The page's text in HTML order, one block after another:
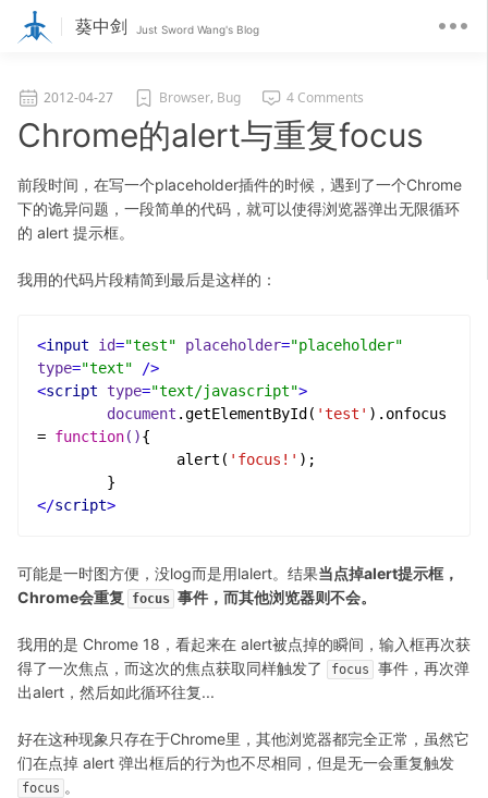
葵中剑 Just Sword Wang's Blog
2012-04-27 Browser, Bug 4 Comments
Chrome的alert与重复focus
前段时间，在写一个placeholder插件的时候，遇到了一个Chrome
下的诡异问题，一段简单的代码，就可以使得浏览器弹出无限循环
的 alert 提示框。
我用的代码片段精简到最后是这样的：
<input id="test" placeholder="placeholder"
type="text" />
<script type="text/javascript">
document .getElementById( 'test' ).onfocus
= function(){
		alert(
'focus!' );
</script>
可能是一时图方便，没log而是用lalert。结果当点掉alert提示框，
Chrome会重复
focus 事件，而其他浏览器则不会。
我用的是 Chrome 18，看起来在 alert被点掉的瞬间，输入框再次获
得了一次焦点，而这次的焦点获取同样触发了
focus
事件，再次弹
出alert，然后如此循环往复...
好在这种现象只存在于Chrome里，其他浏览器都完全正常，虽然它
们在点掉 alert 弹出框后的行为也不尽相同，但是无一会重复触发
focus 。